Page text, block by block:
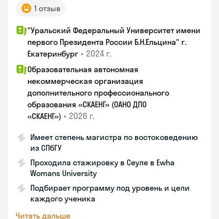
1 отзыв
"Уральский Федеральный Университет имени
первого Президента России Б.Н.Ельцина" г.
Екатеринбург • 2024 г.
Образовательная автономная
некоммерческая организация
дополнительного профессионального
образования «СКАЕНГ» (ОАНО ДПО
«СКАЕНГ») • 2026 г.
Имеет степень магистра по востоковедению
из СПбГУ
Проходила стажировку в Сеуле в Ewha
Womans University
Подбирает программу под уровень и цели
каждого ученика
Читать дальше